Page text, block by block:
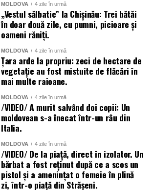
MOLDOVA 4 zile în urmă
„Vestul sălbatic” la Chișinău: Trei bătăi
în doar două zile, cu pumni, picioare și
oameni răniți.
MOLDOVA 4 zile în urmă
Țara arde la propriu: zeci de hectare de
vegetație au fost mistuite de flăcări în
mai multe raioane.
MOLDOVA 4 zile în urmă
/VIDEO/ A murit salvând doi copii: Un
moldovean s-a înecat într-un râu din
Italia.
MOLDOVA 4 zile în urmă
/VIDEO/ De la piață, direct în izolator. Un
bărbat a fost reținut după ce a scos un
pistol și a amenințat o femeie în plină
zi, într-o piață din Strășeni.